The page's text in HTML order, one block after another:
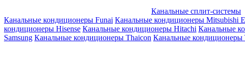
Канальные сплит-системы
Канальные кондиционеры Funai Канальные кондиционеры Mitsubishi
кондиционеры Hisense Канальные кондиционеры Hitachi Канальные
Samsung Канальные кондиционеры Thaicon Канальные кондиционеры